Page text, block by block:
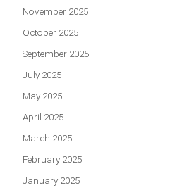
November 2025
October 2025
September 2025
July 2025
May 2025
April 2025
March 2025
February 2025
January 2025